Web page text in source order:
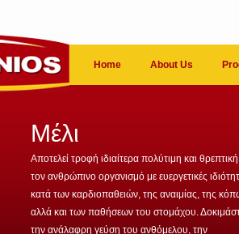
Home About Us
Μέλι
Αποτελεί τροφή ιδιαίτερα πολύτιμη και θρεπτική
τον ανθρώπινο οργανισμό με ευεργετικές
κατά των καρδιοπαθειών, της αναιμίας, της
αλλά και των παθήσεων του στομάχου.
την ανάλαφρη γεύση του ανθόμελου, την